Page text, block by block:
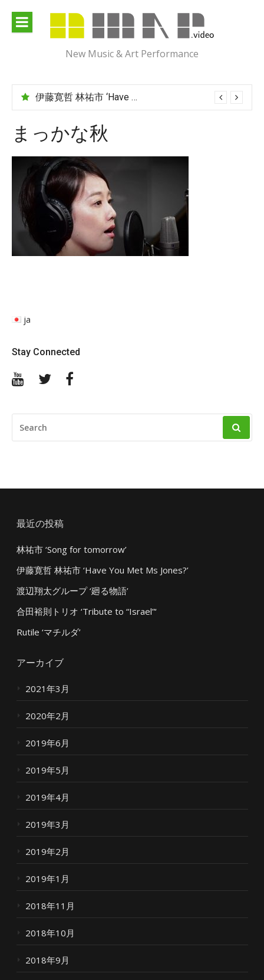
content
New Music & Art Performance
伊藤寛哲 林祐市 ‘Have You Met Ms Jones?’
まっかな秋
ja
Stay Connected
YouTubeTwitter
FOR:
最近の投稿
林祐市 ‘Song for tomorrow’
伊藤寛哲 林祐市 ‘Have You Met Ms Jones?’
渡辺翔太グループ ‘廻る物語’
合田裕則トリオ ‘Tribute to “Israel”‘
Rutile ‘マチルダ’
アーカイブ
2021年3月
2020年2月
2019年6月
2019年5月
2019年4月
2019年3月
2019年2月
2019年1月
2018年11月
2018年10月
2018年9月